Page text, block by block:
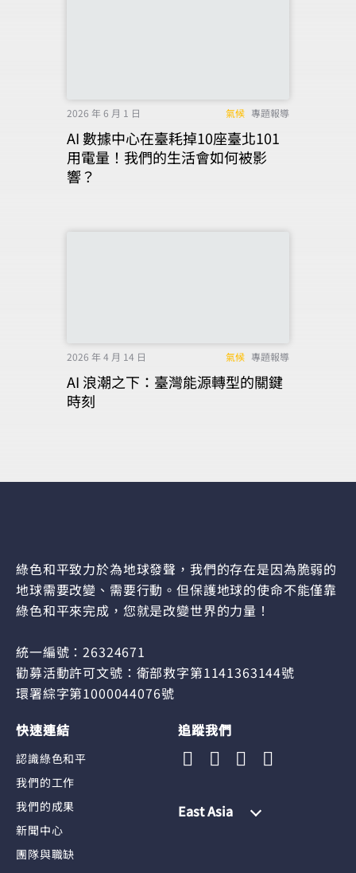
2026 年 6 月 1 日 氣候 專題報導
AI 數據中心在臺耗掉10座臺北101
用電量！我們的生活會如何被影
響？
2026 年 4 月 14 日 氣候 專題報導
AI 浪潮之下：臺灣能源轉型的關鍵
時刻
綠色和平致力於為地球發聲，我們的存在是因為脆弱的
地球需要改變、需要行動。但保護地球的使命不能僅靠
綠色和平來完成，您就是改變世界的力量！
統一編號：26324671
勸募活動許可文號：衛部救字第1141363144號
環署綜字第1000044076號
快速連結
認識綠色和平
我們的工作
我們的成果
新聞中心
團隊與職缺
追蹤我們
East Asia